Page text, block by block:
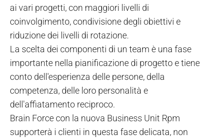
ai vari progetti, con maggiori livelli di
coinvolgimento, condivisione degli obiettivi e
riduzione dei livelli di rotazione.
La scelta dei componenti di un team è una fase
importante nella pianificazione di progetto e tiene
conto dell'esperienza delle persone, della
competenza, delle loro personalità e
dell'affiatamento reciproco.
Brain Force con la nuova Business Unit Rpm
supporterà i clienti in questa fase delicata, non